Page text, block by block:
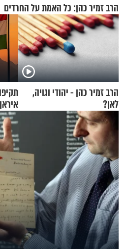
הרב זמיר כהן: כל האמת על החרדים
הרב זמיר כהן - יהודי וגויה,
לאן?